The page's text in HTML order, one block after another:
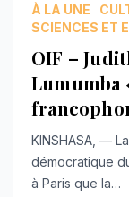
À LA UNE
SCIENCES ET
OIF – Judith Suminwa : Juliana
Lumumba
KINSHASA, —
démocratique
à Paris que la…